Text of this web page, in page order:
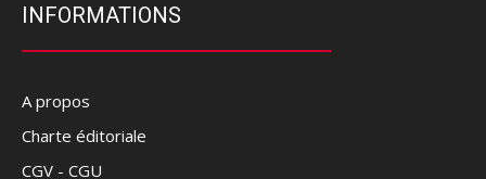
INFORMATIONS
A propos
Charte éditoriale
CGV - CGU